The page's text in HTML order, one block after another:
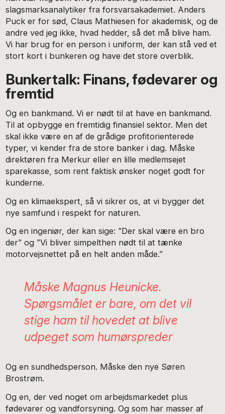
slagsmarksanalytiker fra forsvarsakademiet. Anders
Puck er for sød, Claus Mathiesen for akademisk, og de
andre ved jeg ikke, hvad hedder, så det må blive ham.
Vi har brug for en person i uniform, der kan stå ved et
stort kort i bunkeren og have det store overblik.
Bunkertalk: Finans, fødevarer og
fremtid
Og en bankmand. Vi er nødt til at have en bankmand.
Til at opbygge en fremtidig finansiel sektor. Men det
skal ikke være en af de grådige profitorienterede
typer, vi kender fra de store banker i dag. Måske
direktøren fra Merkur eller en lille medlemsejet
sparekasse, som rent faktisk ønsker noget godt for
kunderne.
Og en klimaekspert, så vi sikrer os, at vi bygger det
nye samfund i respekt for naturen.
Og en ingeniør, der kan sige: ”Der skal være en bro
der” og ”Vi bliver simpelthen nødt til at tænke
motorvejsnettet på en helt anden måde.”
Måske Magnus Heunicke.
Spørgsmålet er bare, om det vil
stige ham til hovedet at blive
udpeget som humørspreder
Og en sundhedsperson. Måske den nye Søren
Brostrøm.
Og en, der ved noget om arbejdsmarkedet plus
fødevarer og vandforsyning. Og som har masser af